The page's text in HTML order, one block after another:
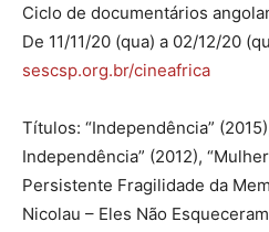
Ciclo de documentários
De 11/11/20 (qua) a 02/12/20
sescsp.org.br/cineafrica
Títulos: “Independência”
Independência” (2012),
Persistente Fragilidade da
Nicolau – Eles Não